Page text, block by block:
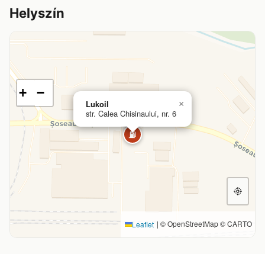
Helyszín
⛽
Lukoil
str. Calea Chisinaului, nr. 6
×
+ −
Leaflet | © OpenStreetMap © CARTO